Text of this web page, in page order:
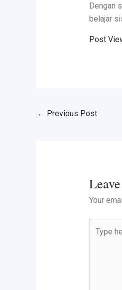
Dengan
belajar
Post
← Previous Post
Your
here..